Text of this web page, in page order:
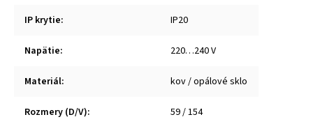
IP krytie: IP20
Napätie: 220…240 V
Materiál: kov / opálové sklo
Rozmery (D/V): 59 / 154